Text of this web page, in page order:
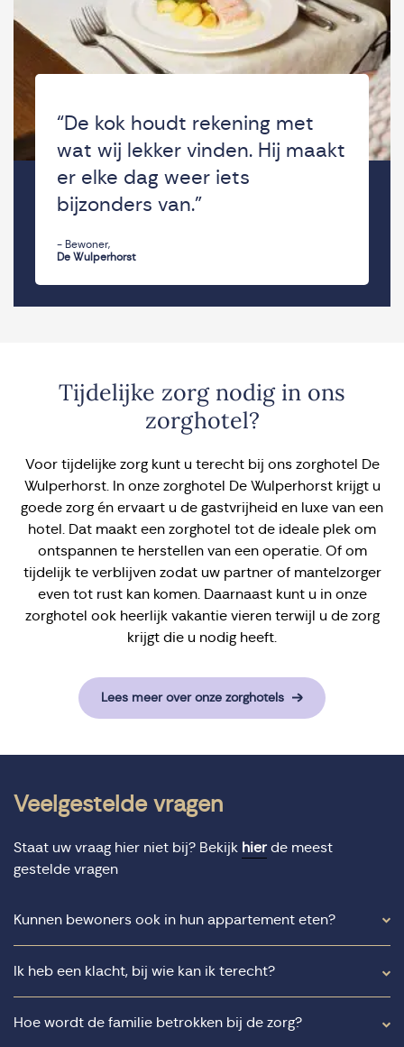
“De kok houdt rekening met
wat wij lekker vinden. Hij maakt
er elke dag weer iets
bijzonders van.”
- Bewoner,
De Wulperhorst
Tijdelijke zorg nodig in ons
zorghotel?
Voor tijdelijke zorg kunt u terecht bij ons zorghotel De
Wulperhorst. In onze zorghotel De Wulperhorst krijgt u
goede zorg én ervaart u de gastvrijheid en luxe van een
hotel. Dat maakt een zorghotel tot de ideale plek om
ontspannen te herstellen van een operatie. Of om
tijdelijk te verblijven zodat uw partner of mantelzorger
even tot rust kan komen. Daarnaast kunt u in onze
zorghotel ook heerlijk vakantie vieren terwijl u de zorg
krijgt die u nodig heeft.
Lees meer over onze zorghotels
Veelgestelde vragen
Staat uw vraag hier niet bij? Bekijk hier de meest
gestelde vragen
Kunnen bewoners ook in hun appartement eten?
Ik heb een klacht, bij wie kan ik terecht?
Hoe wordt de familie betrokken bij de zorg?